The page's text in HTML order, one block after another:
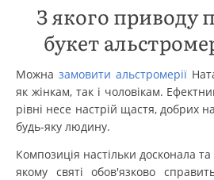
З якого приводу
букет
Можна замовити альстромерії
як жінкам, так і чоловікам.
рівні несе настрій щастя, добрих
будь-яку людину.
Композиція настільки досконала
якому святі обов'язково